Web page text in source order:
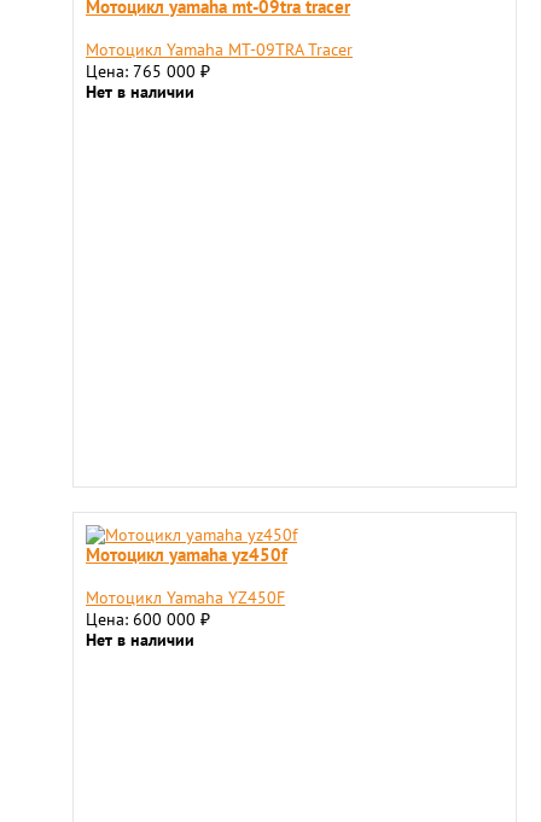
Мотоцикл yamaha mt-09tra tracer
Мотоцикл Yamaha MT-09TRA Tracer
Цена: 765 000 ₽
Нет в наличии
Мотоцикл yamaha yz450f
Мотоцикл Yamaha YZ450F
Цена: 600 000 ₽
Нет в наличии